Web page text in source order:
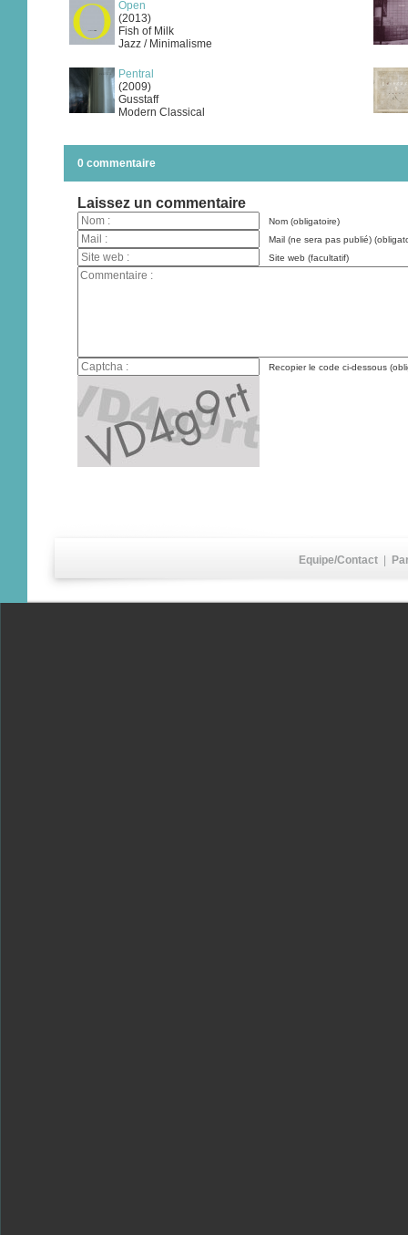
Open
(2013)
Fish of Milk
Jazz / Minimalisme
Pentral
(2009)
Gusstaff
Modern Classical
0 commentaire
Laissez un commentaire
Nom (obligatoire)
Mail (ne sera pas publié)
Site web (facultatif)
Recopier le code ci-dessous
Equipe/Contact